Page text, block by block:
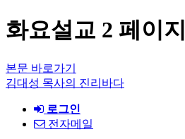
화요설교 2 페이지
본문 바로가기
김대성 목사의 진리바다
로그인
전자메일